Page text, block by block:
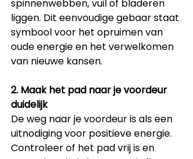
spinnenwebben, vuil of bladeren
liggen. Dit eenvoudige gebaar staat
symbool voor het opruimen van
oude energie en het verwelkomen
van nieuwe kansen.
2. Maak het pad naar je voordeur
duidelijk
De weg naar je voordeur is als een
uitnodiging voor positieve energie.
Controleer of het pad vrij is en